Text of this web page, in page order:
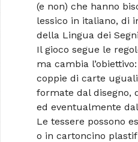
(e non) che hanno
lessico in italiano, di
della Lingua dei
Il gioco segue le
ma cambia
coppie di carte
formate dal disegno,
ed eventualmente
Le tessere possono
o in cartoncino